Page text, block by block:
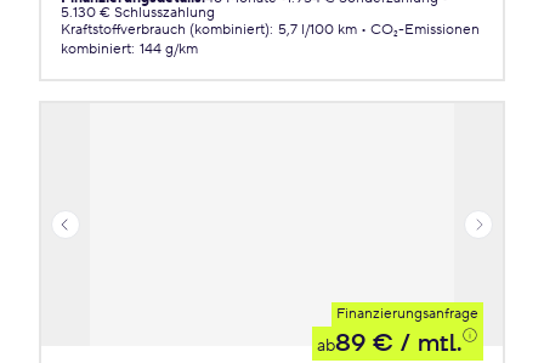
5.130 € Schlusszahlung
Kraftstoffverbrauch (kombiniert): 5,7 l/100 km
CO₂-Emissionen
kombiniert: 144 g/km
Finanzierungsanfrage
ab89 € / mtl.